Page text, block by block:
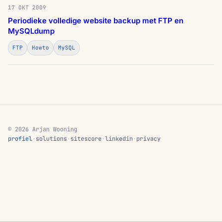
17 OKT 2009
Periodieke volledige website backup met FTP en
MySQLdump
FTP Howto MySQL
© 2026 Arjan Wooning
profiel·solutions·sitescore·linkedin ·privacy